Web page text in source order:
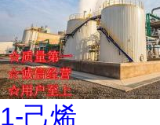
1-己烯